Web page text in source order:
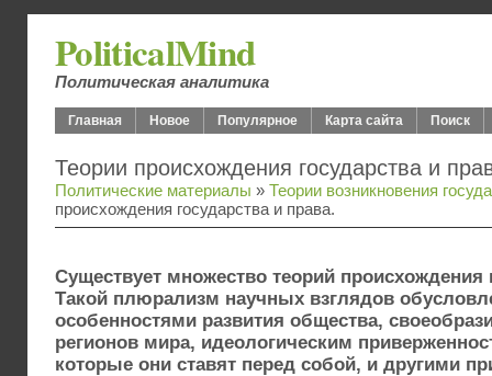
PoliticalMind
Политическая аналитика
Главная Новое Популярное Карта сайта Поиск
Теории происхождения государства и
Политические материалы » Теории возникновения
происхождения государства и права.
Существует множество теорий происхождения
Такой плюрализм научных взглядов
особенностями развития общества,
регионов мира, идеологическим
которые они ставят перед собой, и другими